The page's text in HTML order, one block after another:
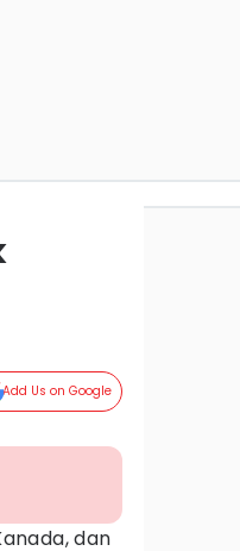
Add Us on Google
dan